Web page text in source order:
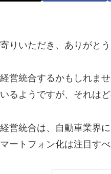
りいただき、ありがとう
営統合するかもしれま
るようですが、それは
営統合は、自動車業界
ートフォン化は注目すべ